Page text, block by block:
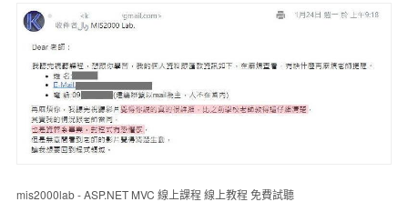
mis2000lab - ASP.NET MVC 線上課程 線上教程 免費試聽